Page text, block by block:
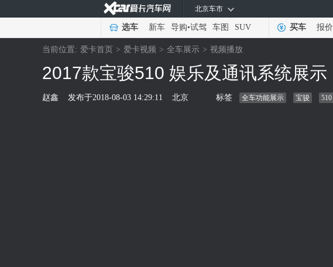
北京车市
选车 新车 导购•试驾 车图 SUV 买车 报价
当前位置: 爱卡首页 > 爱卡视频 > 全车展示 > 视频播放
2017款宝骏510 娱乐及通讯系统展示
赵鑫 发布于2018-08-03 14:29:11 北京 标签 全车功能展示 宝骏 510